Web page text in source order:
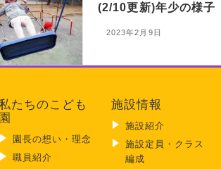
(2/10更新)年少の様子
2023年2月9日
たちのこども
園
園長の想い・理念
職員紹介
施設情報
施設紹介
施設定員・クラス
編成